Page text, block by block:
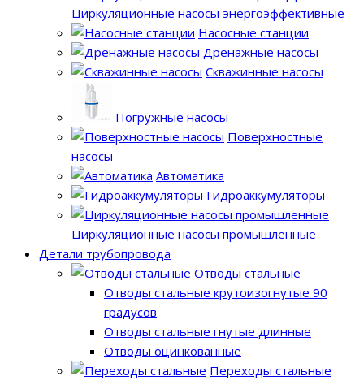
Циркуляционные насосы энергоэффективные
Насосные станции
Дренажные насосы
Скважинные насосы
Погружные насосы
Поверхностные
насосы
Автоматика
Гидроаккумуляторы
Циркуляционные насосы промышленные
Детали трубопровода
Отводы стальные
Отводы стальные крутоизогнутые 90
градусов
Отводы стальные гнутые длинные
Отводы оцинкованные
Переходы стальные